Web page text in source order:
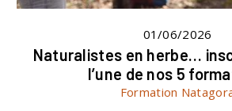
01/06/2026
Naturalistes en herbe…
l’une de nos 5
Formation